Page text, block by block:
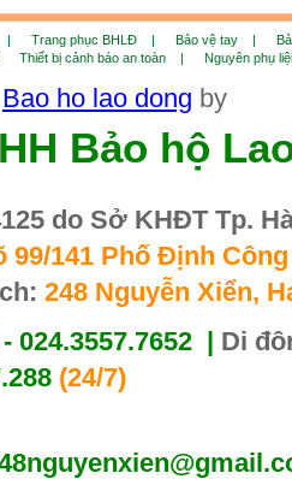
| Trang phục BHLĐ | Bảo vệ tay |
Thiết bị cảnh báo an toàn | Nguyên phụ
Bao ho lao dong by
Bảo hộ
do Sở KHĐT Tp.
99/141 Phố Định
248 Nguyễn Xiển,
024.3557.7652 | Di
(24/7)